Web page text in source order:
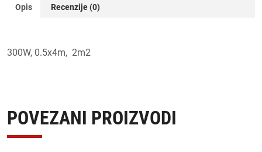
Opis Recenzije (0)
300W, 0.5x4m, 2m2
POVEZANI PROIZVODI